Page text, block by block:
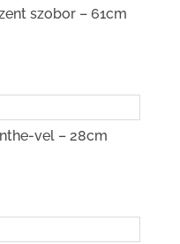
szobor – 61cm
vel – 28cm